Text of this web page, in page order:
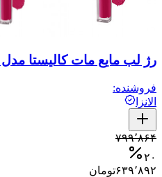
رژ لب مایع مات کالیستا مدل Stain Matt شماره L88
فروشنده:
الانزا
۷۹۹٬۸۶۴
۲۰
۶۳۹٬۸۹۲تومان